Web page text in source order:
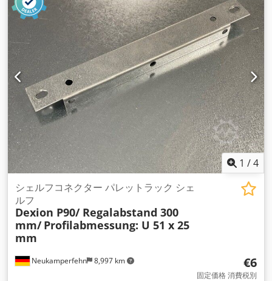
み提供されます。この記事の追加輸送または発送は、すべて こ
の商品の発送には別途費用がかかりますので、別途お問い合わ
せください。 納品場所や納品範囲によって異なります。
1 /4
Neukamperfehn 8,997 km
シェルフコネクター パレットラック シェ
ルフ
Dexion P90/ Regalabstand 300
mm/ Profilabmessung: U 51 x 25
mm
€6
固定価格 消費税別